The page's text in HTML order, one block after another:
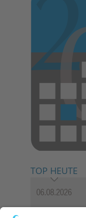
TOP HEUTE
06.08.2026